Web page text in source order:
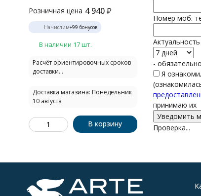
Розничная цена 4 940 ₽
Начислим+99 бонусов
В наличии 17 шт.
Расчёт ориентировочных сроков
доставки...
Доставка магазина: Понедельник
10 августа
В корзину
Номер моб.
Актуальность
-
Я
принимаю их
Проверка...